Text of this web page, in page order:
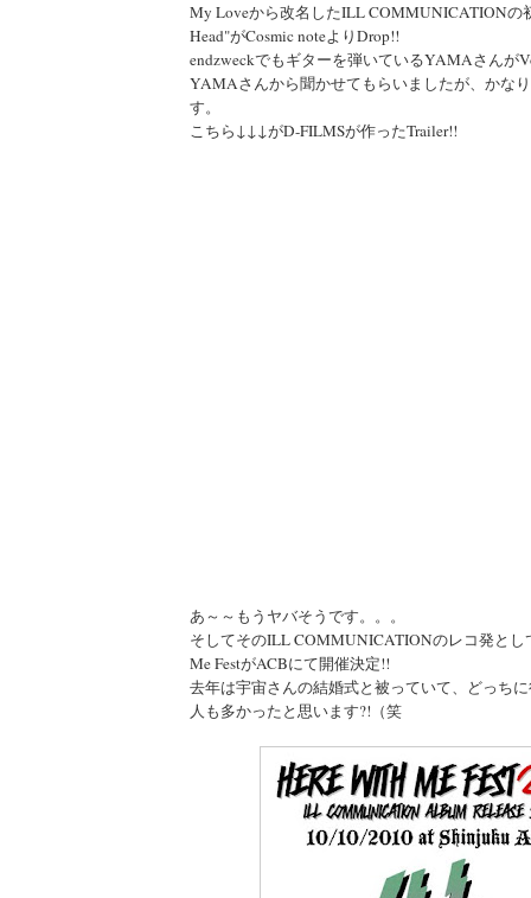
My Loveから改名したILL COMMUNICATIONの
Head"がCosmic noteよりDrop!!
endzweckでもギターを弾いているYAMAさんが
YAMAさんから聞かせてもらいましたが、かな
す。
こちら↓↓↓がD-FILMSが作ったTrailer!!
あ～～もうヤバそうです。。。
そしてそのILL COMMUNICATIONのレコ発とし
Me FestがACBにて開催決定!!
去年は宇宙さんの結婚式と被っていて、どっち
人も多かったと思います?!（笑